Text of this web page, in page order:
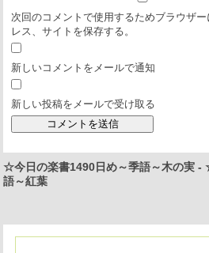
次回のコメントで使用するためブラウザ
レス、サイトを保存する。
新しいコメントをメールで通知
新しい投稿をメールで受け取る
☆今日の楽書1490日め～季語～木の実 -
語～紅葉